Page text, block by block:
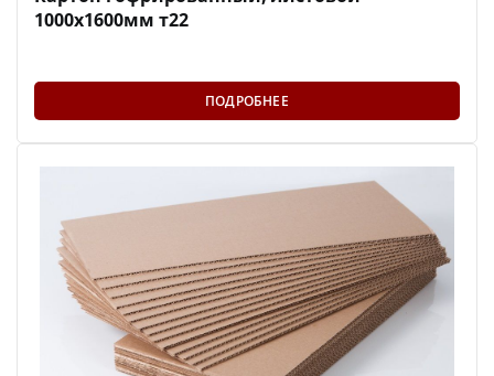
1000х1600мм т22
ПОДРОБНЕЕ